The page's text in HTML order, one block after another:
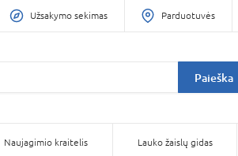
Užsakymo sekimas Parduotuvės
Paieška
Naujagimio kraitelis Lauko žaislų gidas